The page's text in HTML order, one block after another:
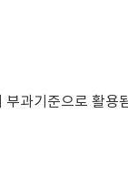
과기준으로 활